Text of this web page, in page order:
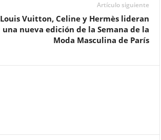
Artículo siguiente
Louis Vuitton, Celine y Hermès lideran
una nueva edición de la Semana de la
Moda Masculina de París